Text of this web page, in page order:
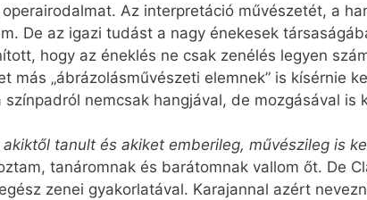
Az interpretáció művészetét, a
De az igazi tudást a nagy énekesek
hogy az éneklés ne csak zenélés legyen
más „ábrázolásművészeti elemnek” is kísérnie
nemcsak hangjával, de mozgásával is
tanult és akiket emberileg, művészileg is
tanáromnak és barátomnak vallom őt. De
zenei gyakorlatával. Karajannal azért